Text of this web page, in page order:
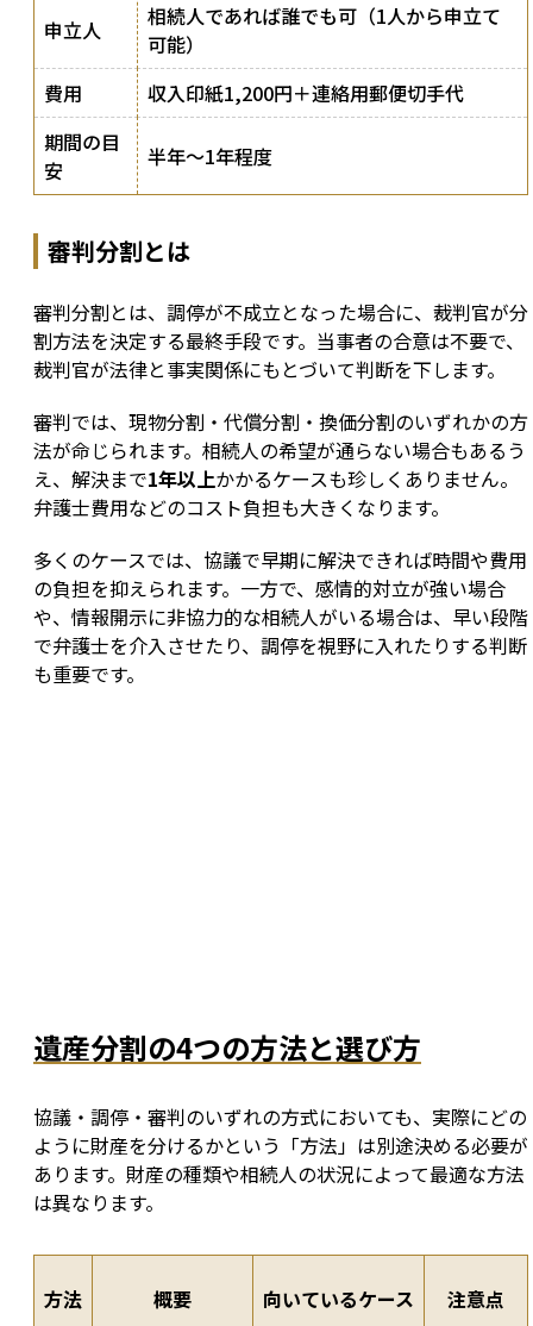
申立人
相続人であれば誰でも可（1人から申立て
可能）
費用
収入印紙1,200円＋連絡用郵便切手代
期間の目
安
半年〜1年程度
審判分割とは
審判分割とは、調停が不成立となった場合に、裁判官が分
割方法を決定する最終手段です。当事者の合意は不要で、
裁判官が法律と事実関係にもとづいて判断を下します。
審判では、現物分割・代償分割・換価分割のいずれかの方
法が命じられます。相続人の希望が通らない場合もあるう
え、解決まで1年以上かかるケースも珍しくありません。
弁護士費用などのコスト負担も大きくなります。
多くのケースでは、協議で早期に解決できれば時間や費用
の負担を抑えられます。一方で、感情的対立が強い場合
や、情報開示に非協力的な相続人がいる場合は、早い段階
で弁護士を介入させたり、調停を視野に入れたりする判断
も重要です。
遺産分割の4つの方法と選び方
協議・調停・審判のいずれの方式においても、実際にどの
ように財産を分けるかという「方法」は別途決める必要が
あります。財産の種類や相続人の状況によって最適な方法
は異なります。
方法 概要 向いているケース 注意点